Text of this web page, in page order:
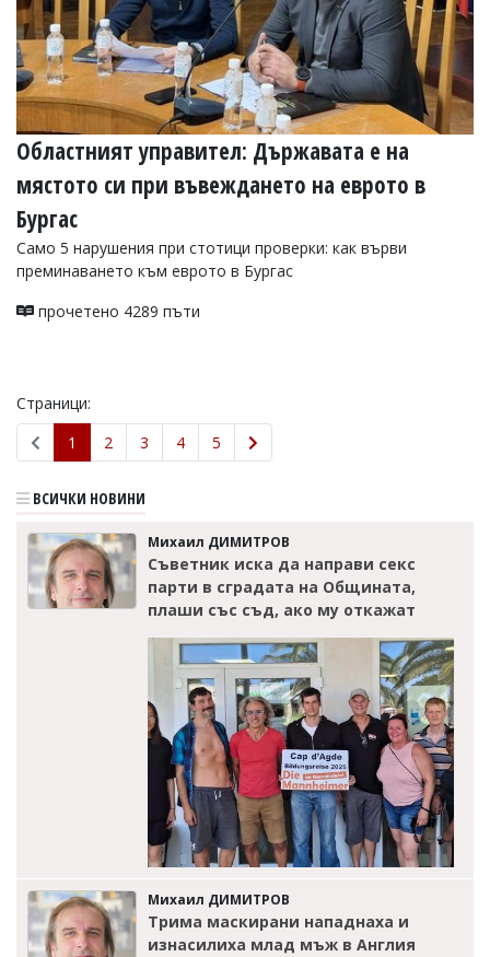
Областният управител: Държавата е на
мястото си при въвеждането на еврото в
Бургас
Само 5 нарушения при стотици проверки: как върви
преминаването към еврото в Бургас
прочетено 4289 пъти
Страници:
1
2 3 4 5
ВСИЧКИ НОВИНИ
Михаил ДИМИТРОВ
Съветник иска да направи секс
парти в сградата на Общината,
плаши със съд, ако му откажат
Михаил ДИМИТРОВ
Трима маскирани нападнаха и
изнасилиха млад мъж в Англия